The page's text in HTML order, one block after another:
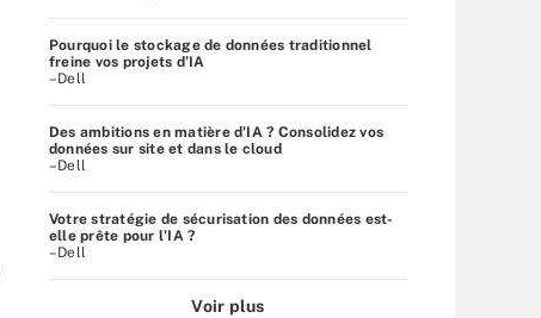
Pourquoi le stockage de données traditionnel
freine vos projets d’IA
–Dell
Des ambitions en matière d'IA ? Consolidez vos
données sur site et dans le cloud
–Dell
Votre stratégie de sécurisation des données est-
elle prête pour l'IA ?
–Dell
Voir plus